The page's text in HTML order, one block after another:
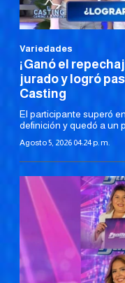
Variedades
¡Ganó el
jurado y logró
Casting
El participante superó
definición y quedó a un
Agosto 5, 2026 04:24 p. m.